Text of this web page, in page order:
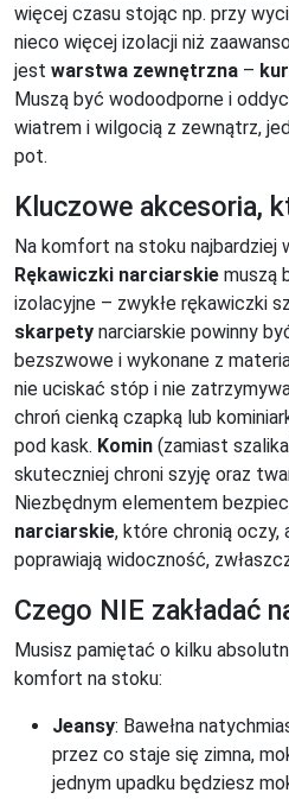
więcej czasu stojąc np. przy
nieco więcej izolacji niż
jest warstwa zewnętrzna –
Muszą być wodoodporne i
wiatrem i wilgocią z zewnątrz,
pot.
Kluczowe akcesoria,
Na komfort na stoku najbardziej
Rękawiczki narciarskie muszą
izolacyjne – zwykłe rękawiczki
skarpety narciarskie powinny
bezszwowe i wykonane z
nie uciskać stóp i nie
chroń cienką czapką lub
pod kask. Komin (zamiast
skuteczniej chroni szyję oraz
Niezbędnym elementem
narciarskie, które chronią
poprawiają widoczność,
Czego NIE zakładać
Musisz pamiętać o kilku
komfort na stoku:
Jeansy: Bawełna
przez co staje się zimna,
jednym upadku będziesz